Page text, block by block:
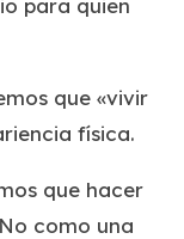
para quien
que «vivir
física.
que hacer
como una